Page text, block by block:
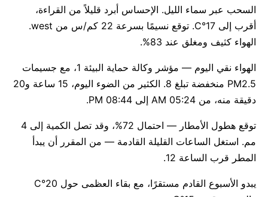
السحب عبر سماء الليل. الإحساس أبرد قليلاً من القراءة،
أقرب إلى 17°C. توقع نسيمًا بسرعة 22 كم/س من west.
الهواء كثيف ومغلق عند 83%.
الهواء نقي اليوم — مؤشر وكالة حماية البيئة 1، مع جسيمات
PM2.5 منخفضة تبلغ 8. الكثير من الضوء اليوم، 15 ساعة و20
دقيقة منه، من 05:24 AM إلى 08:44 PM.
توقع هطول الأمطار — احتمال 72%، وقد تصل الكمية إلى 4
مم. استغل الساعات القليلة القادمة — من المقرر أن يبدأ
المطر قرب الساعة 12.
يبدو الأسبوع القادم مستقرًا، مع بقاء العظمى حول 20°C